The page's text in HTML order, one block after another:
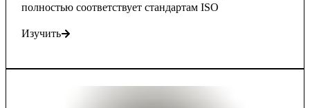
полностью соответствует стандартам ISO
Изучить